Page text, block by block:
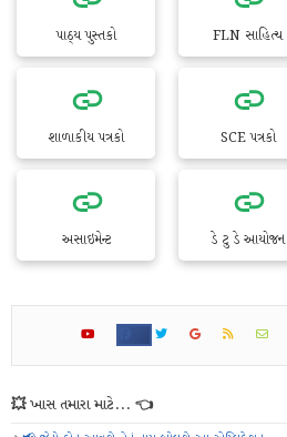
પાઠ્ય પુસ્તકો FLN સાહિત્ય
શાળાકીય પત્રકો SCE પત્રકો
અસાઇમેન્ટ ડે ટુ ડે આયોજન
💥 ખાસ તમારા માટે... 👈